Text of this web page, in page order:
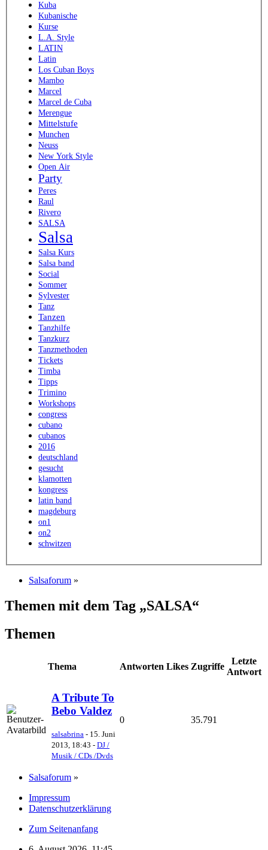
Kuba
Kubanische
Kurse
L.A. Style
LATIN
Latin
Los Cuban Boys
Mambo
Marcel
Marcel de Cuba
Merengue
Mittelstufe
Munchen
Neuss
New York Style
Open Air
Party
Peres
Raul
Rivero
SALSA
Salsa
Salsa Kurs
Salsa band
Social
Sommer
Sylvester
Tanz
Tanzen
Tanzhilfe
Tanzkurz
Tanzmethoden
Tickets
Timba
Tipps
Trimino
Workshops
congress
cubano
cubanos
2016
deutschland
gesucht
klamotten
kongress
latin band
magdeburg
on1
on2
schwitzen
Salsaforum »
Themen mit dem Tag „SALSA“
Themen
Thema Antworten Likes Zugriffe
Letzte
Antwort
A Tribute To
Bebo Valdez
salsabrina - 15. Juni
2013, 18:43 - DJ /
Musik / CDs /Dvds
0 35.791
Salsaforum »
Impressum
Datenschutzerklärung
Zum Seitenanfang